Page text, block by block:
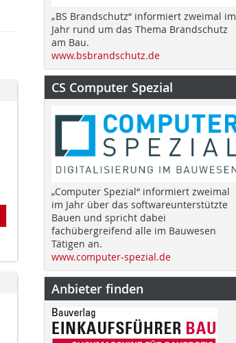
„BS Brandschutz“ informiert zweimal im
Jahr rund um das Thema Brandschutz
am Bau.
www.bsbrandschutz.de
CS Computer Spezial
„Computer Spezial“ informiert zweimal
im Jahr über das softwareunterstützte
Bauen und spricht dabei
fachübergreifend alle im Bauwesen
Tätigen an.
www.computer-spezial.de
Anbieter finden